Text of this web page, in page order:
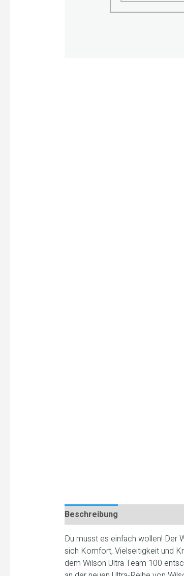
Beschreibung
Du musst es einfach wollen! Der
sich Komfort, Vielseitigkeit und
dem Wilson Ultra Team 100